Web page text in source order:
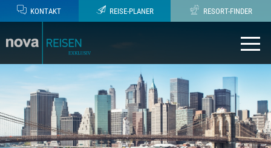
KONTAKT REISE-PLANER RESORT-FINDER